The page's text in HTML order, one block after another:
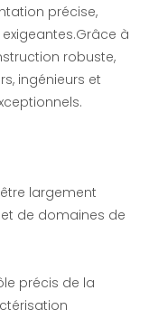
Banque de charge non linéaire triphasée 100KW-RCD
précise,
à
robuste,
ingénieurs et
largement
de domaines de
précis de la